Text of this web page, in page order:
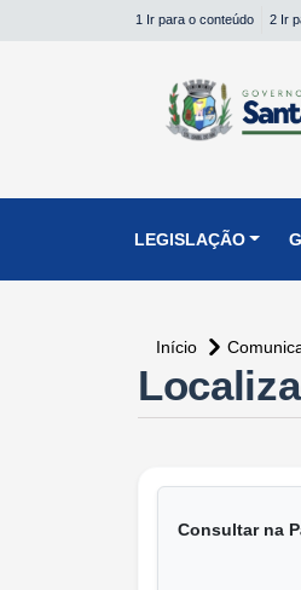
1 Ir para o conteúdo 2 Ir
LEGISLAÇÃO
Início
Consultar na